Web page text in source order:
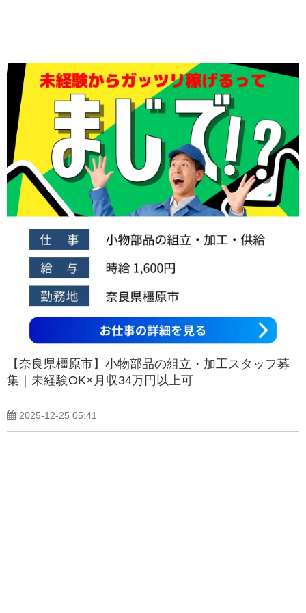
【奈良県橿原市】小物部品の組立・加工スタッフ募
集｜未経験OK×月収34万円以上可
2025-12-25 05:41